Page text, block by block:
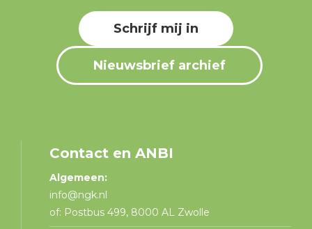
Schrijf mij in
Nieuwsbrief archief
Contact en ANBI
Algemeen:
info@ngk.nl
of: Postbus 499, 8000 AL Zwolle